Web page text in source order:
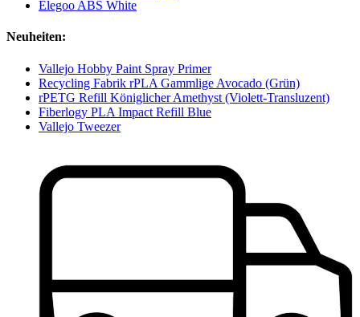
Elegoo ABS White
Neuheiten:
Vallejo Hobby Paint Spray Primer
Recycling Fabrik rPLA Gammlige Avocado (Grün)
rPETG Refill Königlicher Amethyst (Violett-Transluzent)
Fiberlogy PLA Impact Refill Blue
Vallejo Tweezer